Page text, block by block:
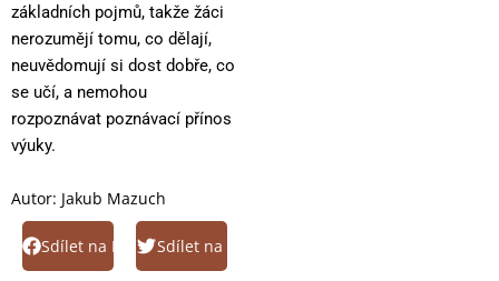
základních pojmů, takže žáci
nerozumějí tomu, co dělají,
neuvědomují si dost dobře, co
se učí, a nemohou
rozpoznávat poznávací přínos
výuky.
Autor: Jakub Mazuch
Sdílet na FacebookSdílet na Twitter